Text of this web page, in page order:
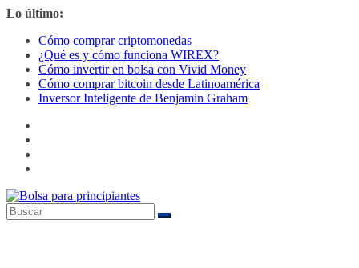
Saltar
contenido
Lo último:
Cómo comprar criptomonedas
¿Qué es y cómo funciona WIREX?
Cómo invertir en bolsa con Vivid Money
Cómo comprar bitcoin desde Latinoamérica
Inversor Inteligente de Benjamin Graham